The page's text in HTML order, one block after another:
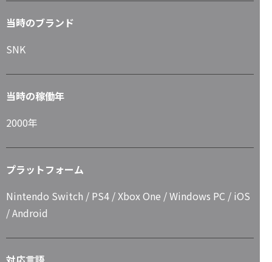
当時のブランド
SNK
当時の稼働年
2000年
プラットフォーム
Nintendo Switch / PS4 / Xbox One / Windows PC / iOS
/ Android